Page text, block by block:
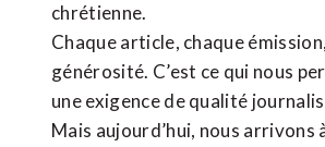
chrétienne.
Chaque article, chaque
générosité. C’est ce qui nous
une exigence de qualité
Mais aujourd’hui, nous